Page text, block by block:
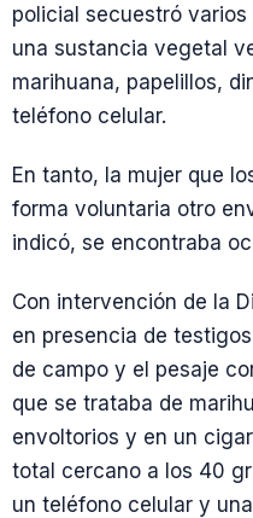
policial secuestró
una sustancia vegetal
marihuana, papelillos,
teléfono celular.
En tanto, la mujer que
forma voluntaria otro
indicó, se encontraba
Con intervención de la
en presencia de
de campo y el pesaje
que se trataba de
envoltorios y en un
total cercano a los 40
un teléfono celular y